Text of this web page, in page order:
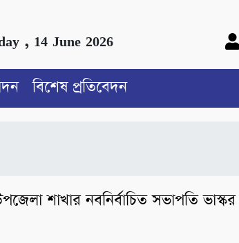
, 14 June 2026
বিশেষ প্রতিবেদন
শাখার নবনির্বাচিত সভাপতি